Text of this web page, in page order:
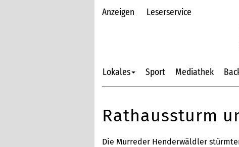
Anzeigen Leserservice
Lokales Sport Mediathek
Rathaussturm
Die Murreder Henderwäldler